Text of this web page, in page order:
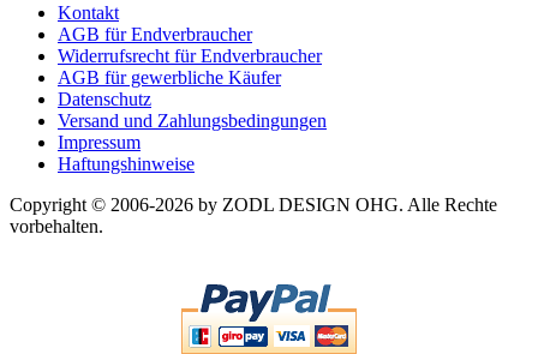
Kontakt
AGB für Endverbraucher
Widerrufsrecht für Endverbraucher
AGB für gewerbliche Käufer
Datenschutz
Versand und Zahlungsbedingungen
Impressum
Haftungshinweise
Copyright © 2006-2026 by ZODL DESIGN OHG. Alle Rechte
vorbehalten.